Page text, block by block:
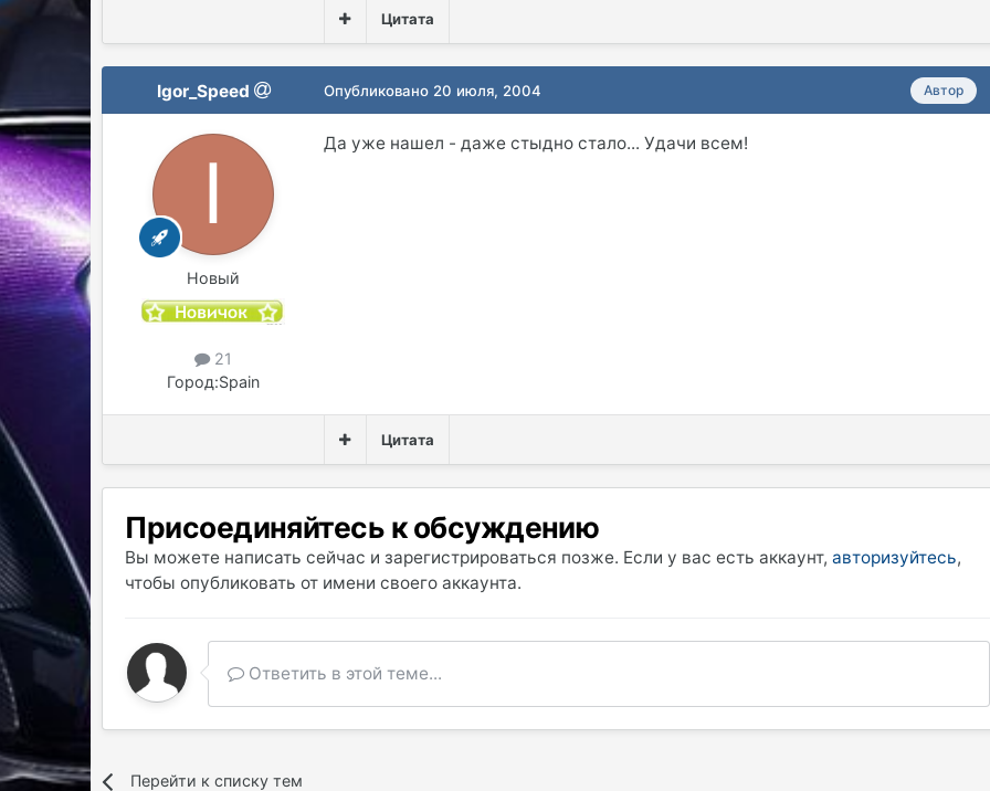
Цитата
Igor_Speed
Новый
21
Город:Spain
Автор
Опубликовано 20 июля, 2004
Да уже нашел - даже стыдно стало... Удачи всем!
Цитата
Присоединяйтесь к обсуждению
Вы можете написать сейчас и зарегистрироваться позже. Если у вас есть аккаунт,авторизуйтесь,
чтобы опубликовать от имени своего аккаунта.
Ответить в этой теме...
Перейти к списку тем